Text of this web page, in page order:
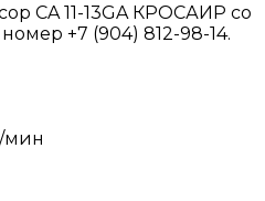
CA 11-13GA КРОСАИР со
+7 (904) 812-98-14.
мин